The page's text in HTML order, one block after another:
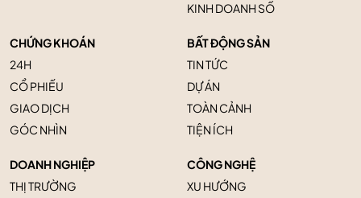
KINH DOANH SỐ
CHỨNG KHOÁN
24H
CỔ PHIẾU
GIAO DỊCH
GÓC NHÌN
BẤT ĐỘNG SẢN
TIN TỨC
DỰ ÁN
TOÀN CẢNH
TIỆN ÍCH
DOANH NGHIỆP
THỊ TRƯỜNG
CÔNG NGHỆ
XU HƯỚNG